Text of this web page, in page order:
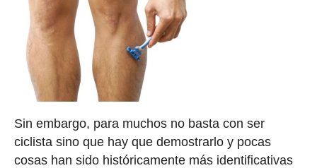
Sin embargo, para muchos no basta con ser
ciclista sino que hay que demostrarlo y pocas
cosas han sido históricamente más identificativas